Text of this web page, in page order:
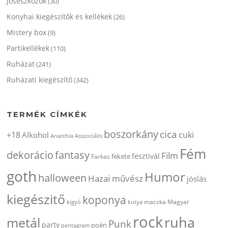
Konyhai kiegészítők és kellékek(26)
Mistery box(9)
Partikellékek(110)
Ruházat(241)
Ruházati kiegészítő(342)
TERMÉK CÍMKÉK
+18Alkohol Anarchia Asszociális boszorkánycica cuki
dekoráciofantasy Farkas feketefesztivál Film Fém
goth halloween Hazai művész Humor jóslás
kiegészitő kigyó koponya kutya macska Magyar
metál party pentagram poén Punkrockruha